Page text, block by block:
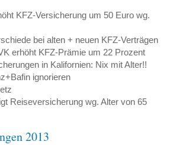
KFZ-Versicherung um 50 Euro wg.
bei alten + neuen KFZ-Verträgen
erhöht KFZ-Prämie um 22 Prozent
in Kalifornien: Nix mit Alter!!
ignorieren
Reiseversicherung wg. Alter von 65
2013